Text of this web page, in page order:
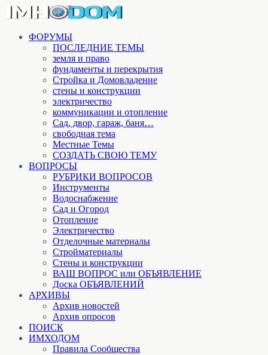
ФОРУМЫ
ПОСЛЕДНИЕ ТЕМЫ
земля и право
фундаменты и перекрытия
Стройка и Домовладение
стены и конструкции
электричество
коммуникации и отопление
Cад, двор, гараж, баня…
свободная тема
Местные Темы
СОЗДАТЬ СВОЮ ТЕМУ
ВОПРОСЫ
РУБРИКИ ВОПРОСОВ
Инструменты
Водоснабжение
Сад и Огород
Отопление
Электричество
Отделочные материалы
Стройматериалы
Стены и конструкции
ВАШ ВОПРОС или ОБЪЯВЛЕНИЕ
Доска ОБЪЯВЛЕНИЙ
АРХИВЫ
Архив новостей
Архив опросов
ПОИСК
ИМХОДОМ
Правила Сообщества